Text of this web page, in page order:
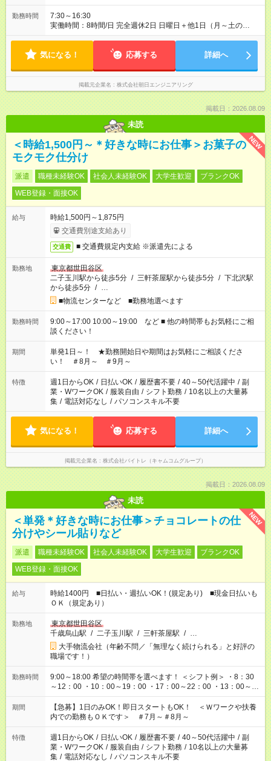
勤務時間
7:30～16:30
実働時間：8時間/日 完全週休2日 日曜日＋他1日（月～土の
間） 有給休暇、慶弔休暇
気になる！ 応募する 詳細へ
掲載元企業名 株式会社朝日エンジニアリング
掲載日：2026.08.09
未読
NEW
＜時給1,500円～＊好きな時にお仕事＞お菓子の
モクモク仕分け
派遣 職種未経験OK 社会人未経験OK 大学生歓迎
ブランクOK
WEB登録・面接OK
給与
時給1,500円～1,875円
交通費別途支給あり
交通費 ■ 交通費規定内支給 ※派遣先による
勤務地
東京都世田谷区
二子玉川駅から徒歩5分 / 三軒茶屋駅から徒歩5分 / 下北沢駅
から徒歩5分 / …
■物流センターなど ■勤務地選べます
勤務時間
9:00～17:00 10:00～19:00 など ■ 他の時間帯もお気軽にご相
談ください！
期間
単発1日～！ ★勤務開始日や期間はお気軽にご相談くださ
い！ ＃8月～ ＃9月～
特徴 週1日からOK / 日払いOK / 履歴書不要 / 40～50代活躍中 / 副
業・WワークOK / 服装自由 / シフト勤務 / 10名以上の大量募
集 / 電話対応なし / パソコンスキル不要
気になる！ 応募する 詳細へ
掲載元企業名 株式会社バイトレ（キャムコムグループ）
掲載日：2026.08.09
未読
NEW
＜単発＊好きな時にお仕事＞チョコレートの仕
分けやシール貼りなど
派遣 職種未経験OK 社会人未経験OK 大学生歓迎
ブランクOK
WEB登録・面接OK
給与
時給1400円 ■日払い・週払いOK！(規定あり) ■現金日払いも
ＯＫ（規定あり）
勤務地
東京都世田谷区
千歳烏山駅 / 二子玉川駅 / 三軒茶屋駅 / …
大手物流会社（年齢不問／「無理なく続けられる」と好評の
職場です！）
勤務時間
9:00～18:00 希望の時間帯を選べます！ ＜シフト例＞ ・8：30
～12：00 ・10：00～19：00 ・17：00～22：00 ・13：00～
22：00 ・22：00～翌6：00 など
期間
【急募】1日のみOK！即日スタートもOK！ ＜Ｗワークや扶養
内での勤務もＯＫです＞ ＃7月～＃8月～
特徴 週1日からOK / 日払いOK / 履歴書不要 / 40～50代活躍中 / 副
業・WワークOK / 服装自由 / シフト勤務 / 10名以上の大量募
集 / 電話対応なし / パソコンスキル不要